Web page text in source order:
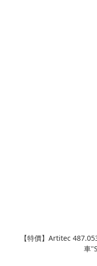
【特價】Artitec
車